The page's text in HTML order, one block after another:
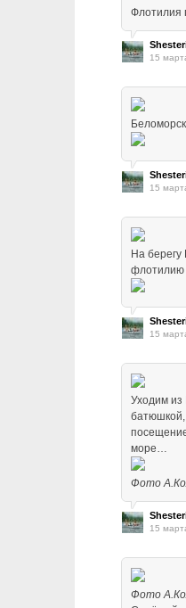
Флотилия
15
15
На берегу
флотилию
15
Уходим из
море…
Фото
15
Фото